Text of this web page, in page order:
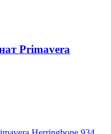
Primavera